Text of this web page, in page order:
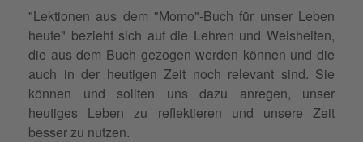
"Lektionen aus dem "Momo"-Buch für unser Leben
heute" bezieht sich auf die Lehren und Weisheiten,
die aus dem Buch gezogen werden können und die
auch in der heutigen Zeit noch relevant sind. Sie
können und sollten uns dazu anregen, unser
heutiges Leben zu reflektieren und unsere Zeit
besser zu nutzen.